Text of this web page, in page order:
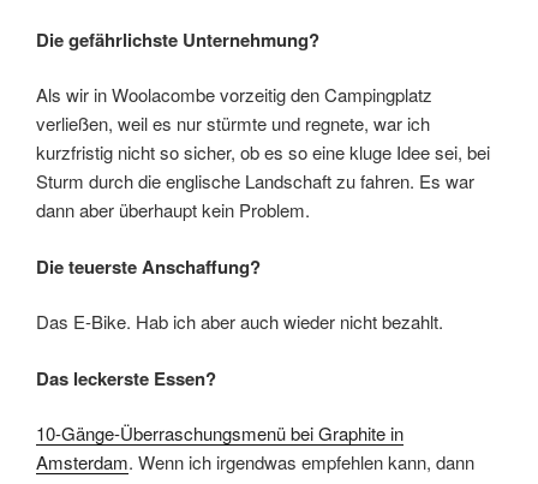
Die gefährlichste Unternehmung?
Als wir in Woolacombe vorzeitig den Campingplatz
verließen, weil es nur stürmte und regnete, war ich
kurzfristig nicht so sicher, ob es so eine kluge Idee sei, bei
Sturm durch die englische Landschaft zu fahren. Es war
dann aber überhaupt kein Problem.
Die teuerste Anschaffung?
Das E-Bike. Hab ich aber auch wieder nicht bezahlt.
Das leckerste Essen?
10-Gänge-Überraschungsmenü bei Graphite in
Amsterdam. Wenn ich irgendwas empfehlen kann, dann